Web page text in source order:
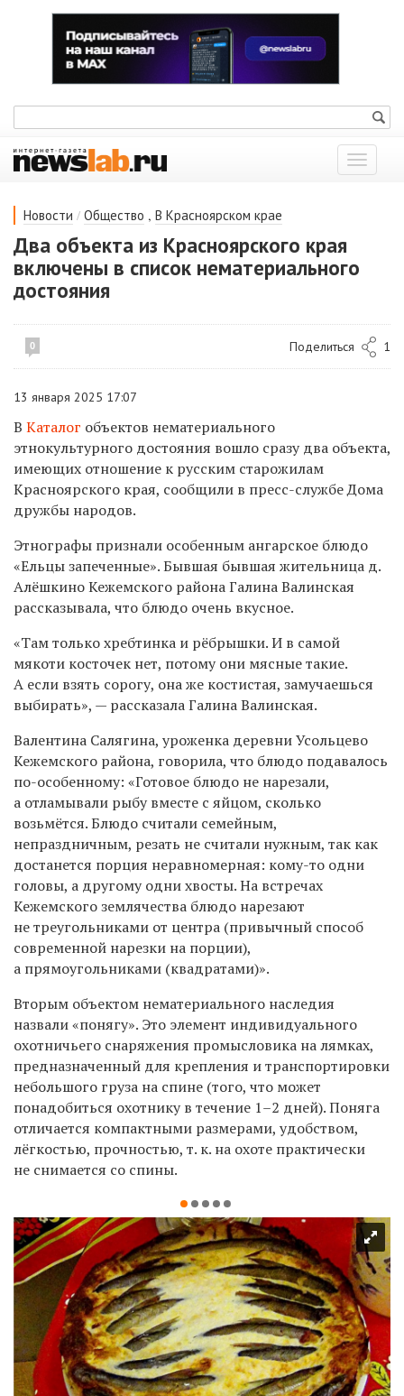
Показать
меню
Новости / Общество , В Красноярском крае
Два объекта из Красноярского края
включены в список нематериального
достояния
0 Поделиться 1
13 января 2025 17:07
В Каталог объектов нематериального
этнокультурного достояния вошло сразу два объекта,
имеющих отношение к русским старожилам
Красноярского края, сообщили в пресс-службе Дома
дружбы народов.
Этнографы признали особенным ангарское блюдо
«Ельцы запеченные». Бывшая бывшая жительница д.
Алёшкино Кежемского района Галина Валинская
рассказывала, что блюдо очень вкусное.
«Там только хребтинка и рёбрышки. И в самой
мякоти косточек нет, потому они мясные такие.
А если взять сорогу, она же костистая, замучаешься
выбирать», — рассказала Галина Валинская.
Валентина Салягина, уроженка деревни Усольцево
Кежемского района, говорила, что блюдо подавалось
по-особенному: «Готовое блюдо не нарезали,
а отламывали рыбу вместе с яйцом, сколько
возьмётся. Блюдо считали семейным,
непраздничным, резать не считали нужным, так как
достанется порция неравномерная: кому-то одни
головы, а другому одни хвосты. На встречах
Кежемского землячества блюдо нарезают
не треугольниками от центра (привычный способ
современной нарезки на порции),
а прямоугольниками (квадратами)».
Вторым объектом нематериального наследия
назвали «понягу». Это элемент индивидуального
охотничьего снаряжения промысловика на лямках,
предназначенный для крепления и транспортировки
небольшого груза на спине (того, что может
понадобиться охотнику в течение 1–2 дней). Поняга
отличается компактными размерами, удобством,
лёгкостью, прочностью, т. к. на охоте практически
не снимается со спины.